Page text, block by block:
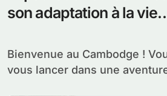
son adaptation à la vie
Bienvenue au Cambodge ! Vous avez décidé de
vous lancer dans une